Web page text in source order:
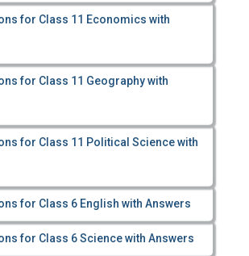
for Class 11 Economics with
for Class 11 Geography with
for Class 11 Political Science with
for Class 6 English with Answers
for Class 6 Science with Answers